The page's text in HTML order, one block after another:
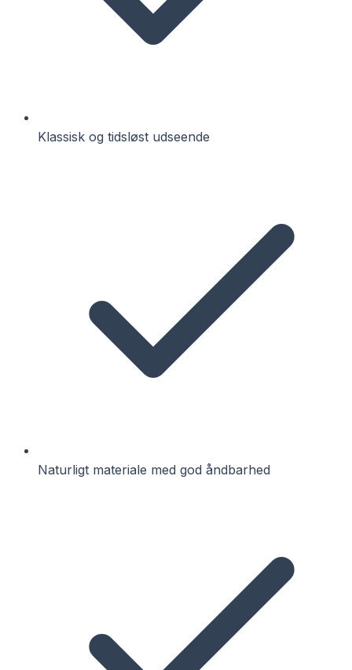
Klassisk og tidsløst udseende
Naturligt materiale med god åndbarhed